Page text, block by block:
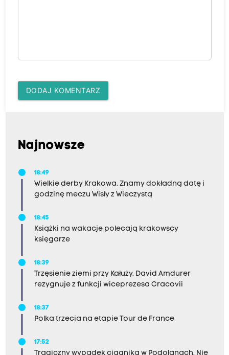
DODAJ KOMENTARZ
Najnowsze
18:49
Wielkie derby Krakowa. Znamy dokładną datę i
godzinę meczu Wisły z Wieczystą
18:45
Książki na wakacje polecają krakowscy
księgarze
18:39
Trzęsienie ziemi przy Kałuży. David Amdurer
rezygnuje z funkcji wiceprezesa Cracovii
18:37
Polka trzecia na etapie Tour de France
17:52
Tragiczny wypadek ciągnika w Podolanach. Nie